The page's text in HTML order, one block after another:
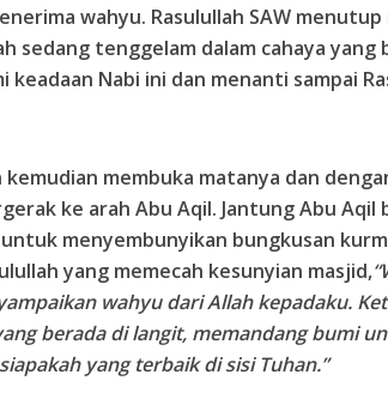
wahyu. Rasulullah SAW
sedang tenggelam dalam cahaya yang
keadaan Nabi ini dan menanti sampai
kemudian membuka matanya dan
ke arah Abu Aqil. Jantung Abu
menyembunyikan bungkusan
yang memecah kesunyian masjid,
wahyu dari Allah kepadaku.
berada di langit, memandang bumi
yang terbaik di sisi Tuhan.”